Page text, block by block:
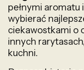
pełnymi aromatu
wybierać
ciekawostkami o
innych
kuchni.